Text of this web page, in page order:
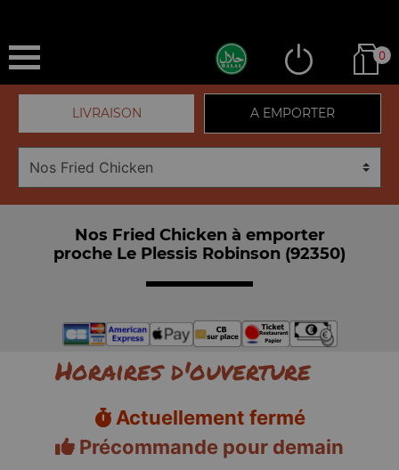
0
LIVRAISON A EMPORTER
Nos Fried Chicken à emporter
proche Le Plessis Robinson (92350)
Horaires d'ouverture
Actuellement fermé
Précommande pour demain